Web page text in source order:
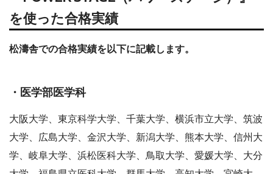
を使った合格実績
松濤舎での合格実績を以下に記載します。
・医学部医学科
大阪大学、東京科学大学、千葉大学、横浜市立大学、筑波
大学、広島大学、金沢大学、新潟大学、熊本大学、信州大
学、岐阜大学、浜松医科大学、鳥取大学、愛媛大学、大分